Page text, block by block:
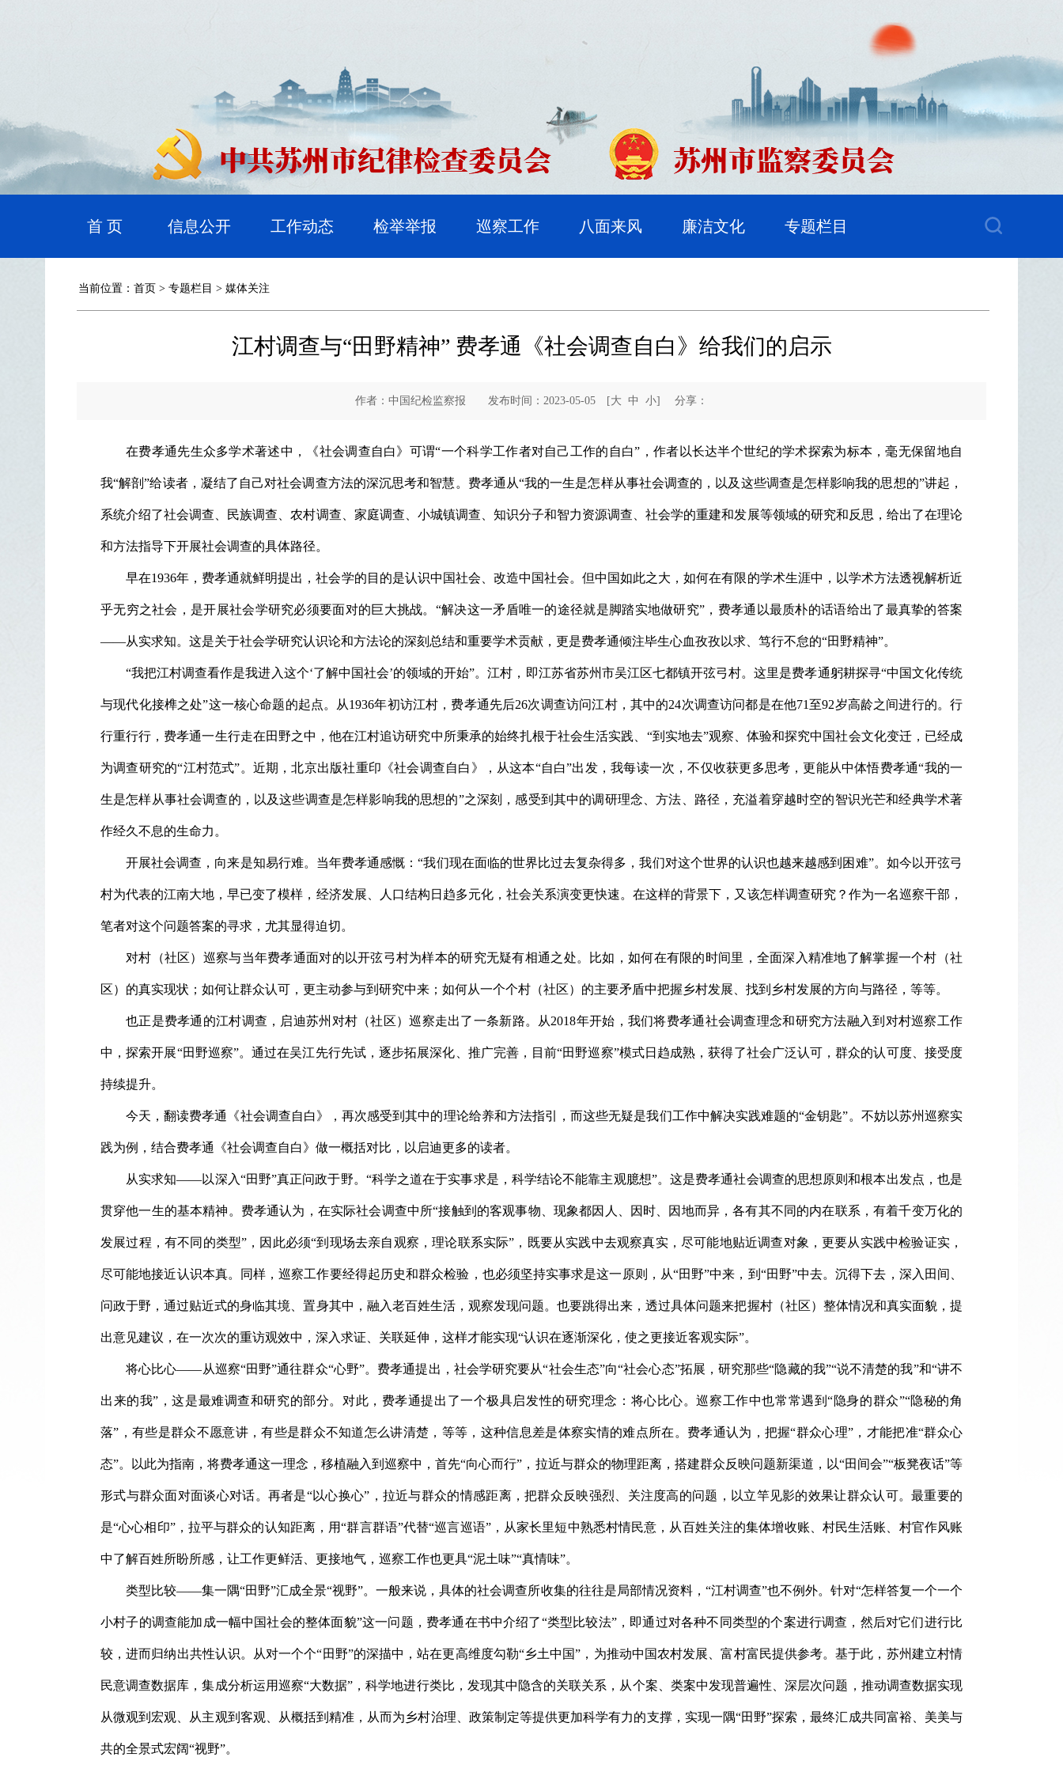
首 页 信息公开 工作动态 检举举报 巡察工作 八面来风 廉洁文化 专题栏目
当前位置： 首页 > 专题栏目 > 媒体关注
江村调查与“田野精神” 费孝通《社会调查自白》给我们的启示
作者：中国纪检监察报 发布时间：2023-05-05 [大 中 小] 分享：
在费孝通先生众多学术著述中，《社会调查自白》可谓“一个科学工作者对自己工作的自白”，作者以长达半个世纪的学术探索为标本，毫无保留地自
我“解剖”给读者，凝结了自己对社会调查方法的深沉思考和智慧。费孝通从“我的一生是怎样从事社会调查的，以及这些调查是怎样影响我的思想的”讲起，
系统介绍了社会调查、民族调查、农村调查、家庭调查、小城镇调查、知识分子和智力资源调查、社会学的重建和发展等领域的研究和反思，给出了在理论
和方法指导下开展社会调查的具体路径。
早在1936年，费孝通就鲜明提出，社会学的目的是认识中国社会、改造中国社会。但中国如此之大，如何在有限的学术生涯中，以学术方法透视解析近
乎无穷之社会，是开展社会学研究必须要面对的巨大挑战。“解决这一矛盾唯一的途径就是脚踏实地做研究”，费孝通以最质朴的话语给出了最真挚的答案
——从实求知。这是关于社会学研究认识论和方法论的深刻总结和重要学术贡献，更是费孝通倾注毕生心血孜孜以求、笃行不怠的“田野精神”。
“我把江村调查看作是我进入这个‘了解中国社会’的领域的开始”。江村，即江苏省苏州市吴江区七都镇开弦弓村。这里是费孝通躬耕探寻“中国文化传统
与现代化接榫之处”这一核心命题的起点。从1936年初访江村，费孝通先后26次调查访问江村，其中的24次调查访问都是在他71至92岁高龄之间进行的。行
行重行行，费孝通一生行走在田野之中，他在江村追访研究中所秉承的始终扎根于社会生活实践、“到实地去”观察、体验和探究中国社会文化变迁，已经成
为调查研究的“江村范式”。近期，北京出版社重印《社会调查自白》，从这本“自白”出发，我每读一次，不仅收获更多思考，更能从中体悟费孝通“我的一
生是怎样从事社会调查的，以及这些调查是怎样影响我的思想的”之深刻，感受到其中的调研理念、方法、路径，充溢着穿越时空的智识光芒和经典学术著
作经久不息的生命力。
开展社会调查，向来是知易行难。当年费孝通感慨：“我们现在面临的世界比过去复杂得多，我们对这个世界的认识也越来越感到困难”。如今以开弦弓
村为代表的江南大地，早已变了模样，经济发展、人口结构日趋多元化，社会关系演变更快速。在这样的背景下，又该怎样调查研究？作为一名巡察干部，
笔者对这个问题答案的寻求，尤其显得迫切。
对村（社区）巡察与当年费孝通面对的以开弦弓村为样本的研究无疑有相通之处。比如，如何在有限的时间里，全面深入精准地了解掌握一个村（社
区）的真实现状；如何让群众认可，更主动参与到研究中来；如何从一个个村（社区）的主要矛盾中把握乡村发展、找到乡村发展的方向与路径，等等。
也正是费孝通的江村调查，启迪苏州对村（社区）巡察走出了一条新路。从2018年开始，我们将费孝通社会调查理念和研究方法融入到对村巡察工作
中，探索开展“田野巡察”。通过在吴江先行先试，逐步拓展深化、推广完善，目前“田野巡察”模式日趋成熟，获得了社会广泛认可，群众的认可度、接受度
持续提升。
今天，翻读费孝通《社会调查自白》，再次感受到其中的理论给养和方法指引，而这些无疑是我们工作中解决实践难题的“金钥匙”。不妨以苏州巡察实
践为例，结合费孝通《社会调查自白》做一概括对比，以启迪更多的读者。
从实求知——以深入“田野”真正问政于野。“科学之道在于实事求是，科学结论不能靠主观臆想”。这是费孝通社会调查的思想原则和根本出发点，也是
贯穿他一生的基本精神。费孝通认为，在实际社会调查中所“接触到的客观事物、现象都因人、因时、因地而异，各有其不同的内在联系，有着千变万化的
发展过程，有不同的类型”，因此必须“到现场去亲自观察，理论联系实际”，既要从实践中去观察真实，尽可能地贴近调查对象，更要从实践中检验证实，
尽可能地接近认识本真。同样，巡察工作要经得起历史和群众检验，也必须坚持实事求是这一原则，从“田野”中来，到“田野”中去。沉得下去，深入田间、
问政于野，通过贴近式的身临其境、置身其中，融入老百姓生活，观察发现问题。也要跳得出来，透过具体问题来把握村（社区）整体情况和真实面貌，提
出意见建议，在一次次的重访观效中，深入求证、关联延伸，这样才能实现“认识在逐渐深化，使之更接近客观实际”。
将心比心——从巡察“田野”通往群众“心野”。费孝通提出，社会学研究要从“社会生态”向“社会心态”拓展，研究那些“隐藏的我”“说不清楚的我”和“讲不
出来的我”，这是最难调查和研究的部分。对此，费孝通提出了一个极具启发性的研究理念：将心比心。巡察工作中也常常遇到“隐身的群众”“隐秘的角
落”，有些是群众不愿意讲，有些是群众不知道怎么讲清楚，等等，这种信息差是体察实情的难点所在。费孝通认为，把握“群众心理”，才能把准“群众心
态”。以此为指南，将费孝通这一理念，移植融入到巡察中，首先“向心而行”，拉近与群众的物理距离，搭建群众反映问题新渠道，以“田间会”“板凳夜话”等
形式与群众面对面谈心对话。再者是“以心换心”，拉近与群众的情感距离，把群众反映强烈、关注度高的问题，以立竿见影的效果让群众认可。最重要的
是“心心相印”，拉平与群众的认知距离，用“群言群语”代替“巡言巡语”，从家长里短中熟悉村情民意，从百姓关注的集体增收账、村民生活账、村官作风账
中了解百姓所盼所感，让工作更鲜活、更接地气，巡察工作也更具“泥土味”“真情味”。
类型比较——集一隅“田野”汇成全景“视野”。一般来说，具体的社会调查所收集的往往是局部情况资料，“江村调查”也不例外。针对“怎样答复一个一个
小村子的调查能加成一幅中国社会的整体面貌”这一问题，费孝通在书中介绍了“类型比较法”，即通过对各种不同类型的个案进行调查，然后对它们进行比
较，进而归纳出共性认识。从对一个个“田野”的深描中，站在更高维度勾勒“乡土中国”，为推动中国农村发展、富村富民提供参考。基于此，苏州建立村情
民意调查数据库，集成分析运用巡察“大数据”，科学地进行类比，发现其中隐含的关联关系，从个案、类案中发现普遍性、深层次问题，推动调查数据实现
从微观到宏观、从主观到客观、从概括到精准，从而为乡村治理、政策制定等提供更加科学有力的支撑，实现一隅“田野”探索，最终汇成共同富裕、美美与
共的全景式宏阔“视野”。